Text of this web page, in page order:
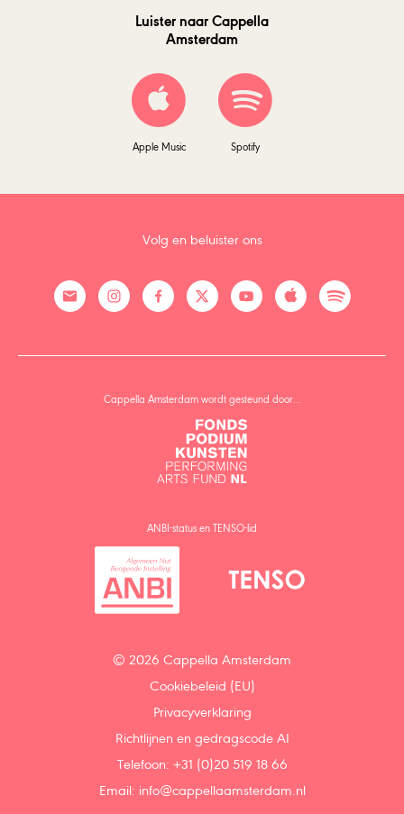
Luister naar Cappella
Amsterdam
Apple Music Spotify
Volg en beluister ons
Cappella Amsterdam wordt gesteund door…
ANBI-status en TENSO-lid
© 2026 Cappella Amsterdam
Cookiebeleid (EU)
Privacyverklaring
Richtlijnen en gedragscode AI
Telefoon: +31 (0)20 519 18 66
Email: info@cappellaamsterdam.nl